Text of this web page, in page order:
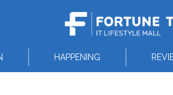
HAPPENING